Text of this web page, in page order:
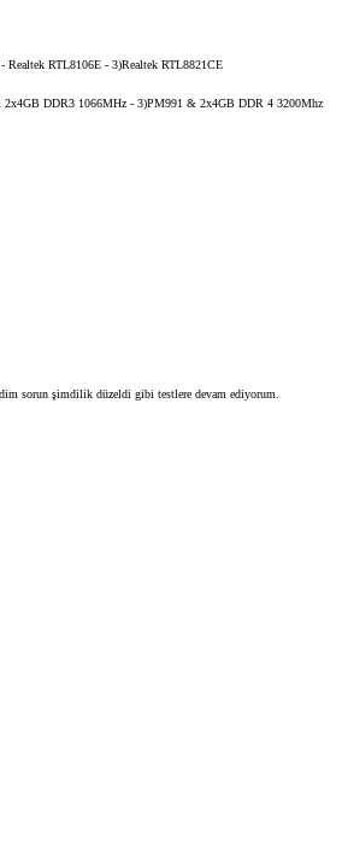
RTL8106E - 3)Realtek RTL8821CE
DDR3 1066MHz - 3)PM991 & 2x4GB DDR 4 3200Mhz
sorun şimdilik düzeldi gibi testlere devam ediyorum.